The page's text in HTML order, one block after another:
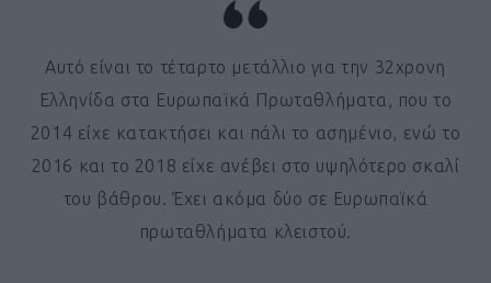
Aυτό είναι το τέταρτο μετάλλιο για την 32χρονη
Ελληνίδα στα Ευρωπαϊκά Πρωταθλήματα, που το
2014 είχε κατακτήσει και πάλι το ασημένιο, ενώ το
2016 και το 2018 είχε ανέβει στο υψηλότερο σκαλί
του βάθρου. Έχει ακόμα δύο σε Ευρωπαϊκά
πρωταθλήματα κλειστού.